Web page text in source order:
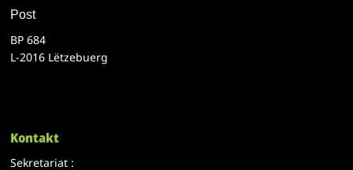
Post
BP 684
L-2016 Lëtzebuerg
Kontakt
Sekretariat :